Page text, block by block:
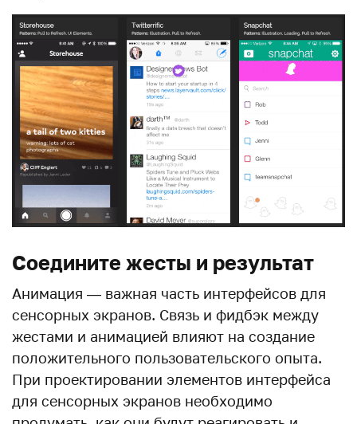
Соедините жесты и результат
Анимация — важная часть интерфейсов для
сенсорных экранов. Связь и фидбэк между
жестами и анимацией влияют на создание
положительного пользовательского опыта.
При проектировании элементов интерфейса
для сенсорных экранов необходимо